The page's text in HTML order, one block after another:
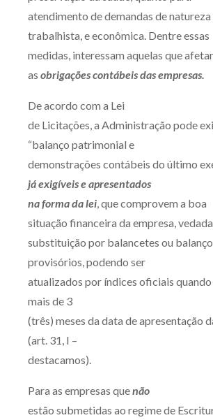
Orientação por Escrito
Capacitação
Zênite Online
Eventos presenciais
Zênite in Company
Diferenciais
Receba por RSS
Batel Curitiba /PR CEP
atendimento de demandas de
trabalhista, e econômica. Dentre essas
medidas, interessam aquelas que
as obrigações contábeis das empresas.
De acordo com a Lei
de Licitações, a Administração pode
“balanço patrimonial e
demonstrações contábeis do último
já exigíveis eapresentados
na forma da lei, que comprovem a boa
situação financeira da empresa, vedada
substituição por balancetes ou
provisórios, podendo ser
atualizados por índices oficiais
mais de 3
(três) meses da data de apresentação
(art. 31, I –
destacamos).
Para as empresas quenão
estão submetidas ao regime de